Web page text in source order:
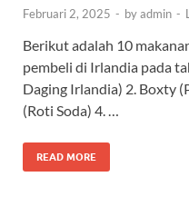
Februari 2, 2025 - byadmin -
Berikut adalah 10
pembeli di Irlandia pada
Daging Irlandia) 2. Boxty
(Roti Soda) 4. …
READ MORE